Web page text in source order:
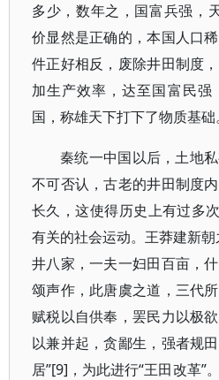
多少，数年之，国富兵强，
价显然是正确的，本国人口
件正好相反，废除井田制度
加生产效率，达至国富民
国，称雄天下打下了物质基础。
秦统一中国以后，土地
不可否认，古老的井田制度
长久，这使得历史上有过多
有关的社会运动。王莽建新
井八家，一夫一妇田百亩，
颂声作，此唐虞之道，三代
赋税以自供奉，罢民力以极
以兼并起，贪鄙生，强者规
居”[9]，为此进行“王田改革”